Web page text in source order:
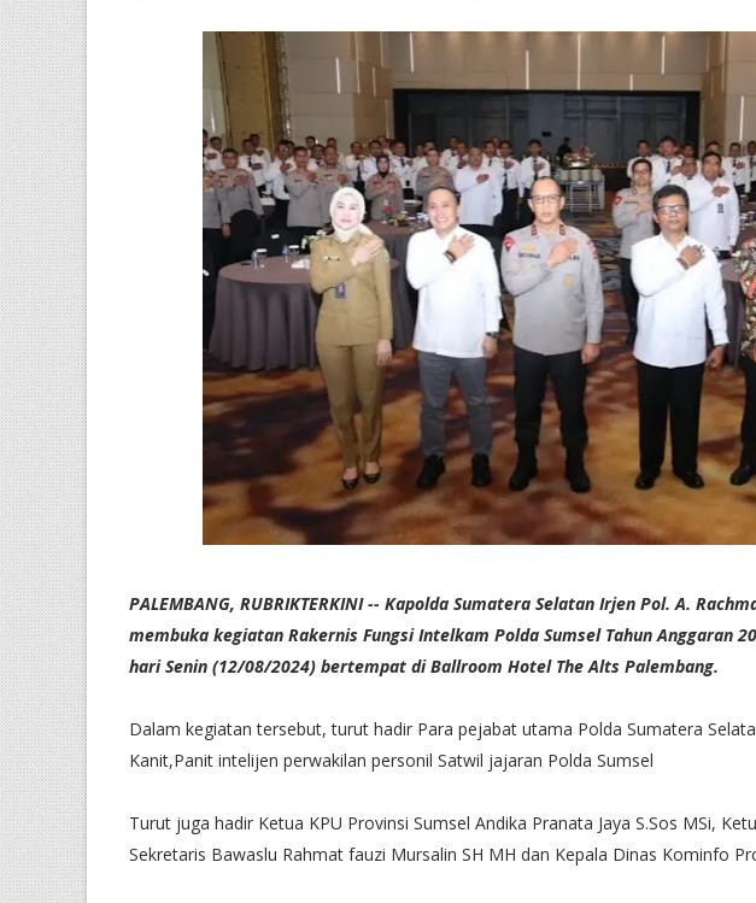
PALEMBANG, RUBRIKTERKINI -- Kapolda Sumatera Selatan Irjen Pol. A.
membuka kegiatan Rakernis Fungsi Intelkam Polda Sumsel Tahun Anggaran
hari Senin (12/08/2024) bertempat di Ballroom Hotel The Alts Palembang.
Dalam kegiatan tersebut, turut hadir Para pejabat utama Polda Sumatera
Kanit,Panit intelijen perwakilan personil Satwil jajaran Polda Sumsel
Turut juga hadir Ketua KPU Provinsi Sumsel Andika Pranata Jaya S.Sos MSi,
Sekretaris Bawaslu Rahmat fauzi Mursalin SH MH dan Kepala Dinas Kominfo